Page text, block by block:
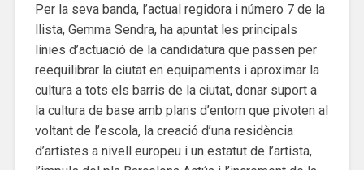
Per la seva banda, l’actual regidora i número 7 de la
llista, Gemma Sendra, ha apuntat les principals
línies d’actuació de la candidatura que passen per
reequilibrar la ciutat en equipaments i aproximar la
cultura a tots els barris de la ciutat, donar suport a
la cultura de base amb plans d’entorn que pivoten al
voltant de l’escola, la creació d’una residència
d’artistes a nivell europeu i un estatut de l’artista,